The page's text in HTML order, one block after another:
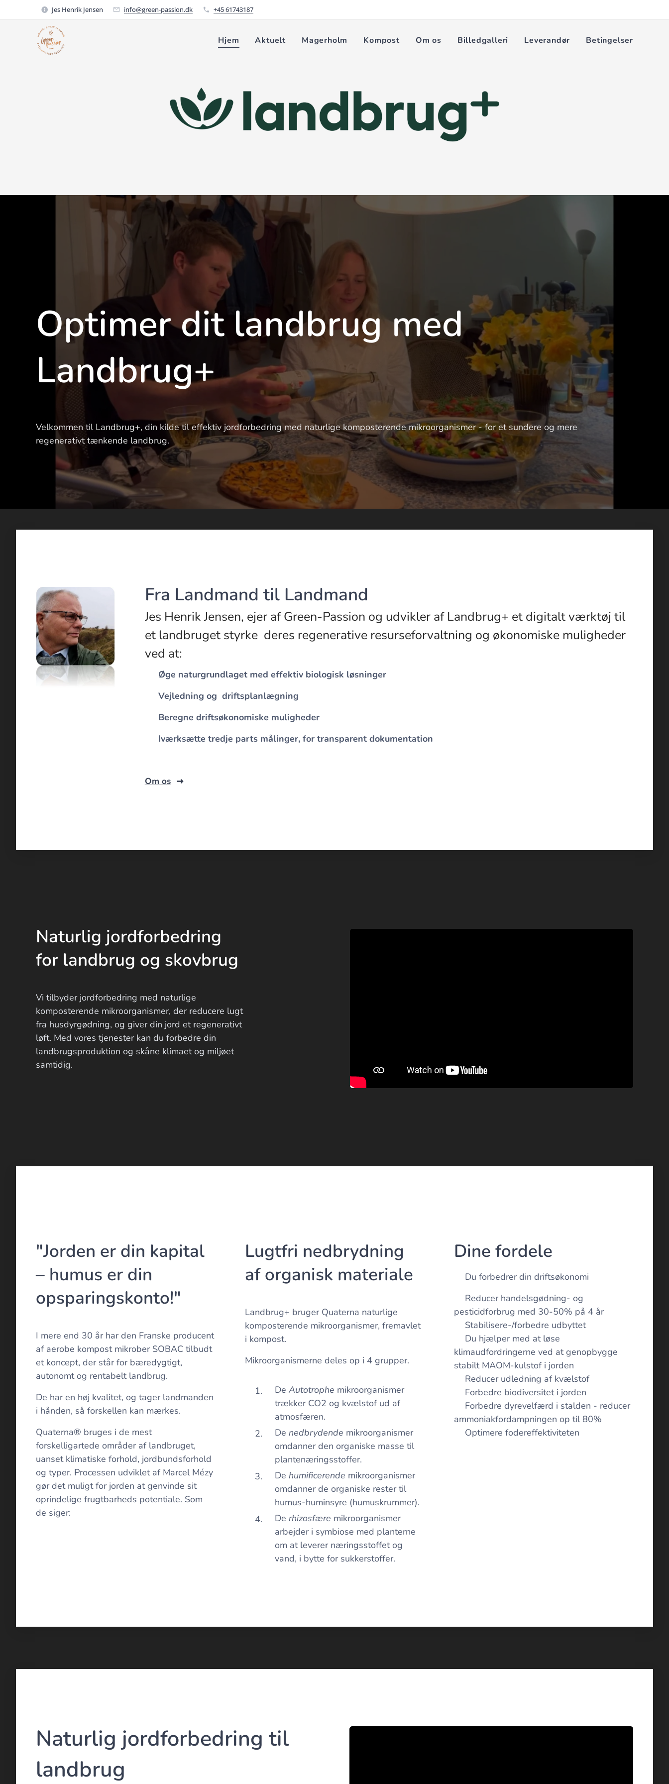
Jes Henrik Jensen info@green-passion.dk +45 61743187
Hjem Aktuelt Magerholm Kompost Om os Billedgalleri Leverandør Betingelser
Optimer dit landbrug med
Landbrug+
Velkommen til Landbrug+, din kilde til effektiv jordforbedring med naturlige komposterende mikroorganismer - for et sundere og mere
regenerativt tænkende landbrug.
Fra Landmand til Landmand
Jes Henrik Jensen, ejer af Green-Passion og udvikler af Landbrug+ et digitalt værktøj til
et landbruget styrke deres regenerative resurseforvaltning og økonomiske muligheder
ved at:​
Øge naturgrundlaget med effektiv biologisk løsninger​
Vejledning og driftsplanlægning
Beregne driftsøkonomiske muligheder
Iværksætte tredje parts målinger​, for transparent dokumentation
Om os
Naturlig jordforbedring
for landbrug og skovbrug
Vi tilbyder jordforbedring med naturlige
komposterende mikroorganismer, der reducere lugt
fra husdyrgødning, og giver din jord et regenerativt
løft. Med vores tjenester kan du forbedre din
landbrugsproduktion og skåne klimaet og miljøet
samtidig.
"Jorden er din kapital
– humus er din
opsparingskonto!"
I mere end 30 år har den Franske producent
af aerobe kompost mikrober SOBAC tilbudt
et koncept, der står for bæredygtigt,
autonomt og rentabelt landbrug.
De har en høj kvalitet, og tager landmanden
i hånden, så forskellen kan mærkes.
Quaterna® bruges i de mest
forskelligartede områder af landbruget,
uanset klimatiske forhold, jordbundsforhold
og typer. Processen udviklet af Marcel Mézy
gør det muligt for jorden at genvinde sit
oprindelige frugtbarheds potentiale. Som
de siger:
Lugtfri nedbrydning
af organisk materiale
Landbrug+ bruger Quaterna naturlige
komposterende mikroorganismer, fremavlet
i kompost.
Mikroorganismerne deles op i 4 grupper.
De Autotrophe mikroorganismer
trækker CO2 og kvælstof ud af
atmosfæren.
De nedbrydende mikroorganismer
omdanner den organiske masse til
plantenæringsstoffer.
De humificerende mikroorganismer
omdanner de organiske rester til
humus-huminsyre (humuskrummer).
De rhizosfære mikroorganismer
arbejder i symbiose med planterne
om at leverer næringsstoffet og
vand, i bytte for sukkerstoffer.
Dine fordele
👉Du forbedrer din driftsøkonomi
👉Reducer handelsgødning- og
pesticidforbrug med 30-50% på 4 år
👉Stabilisere-/forbedre udbyttet
👉Du hjælper med at løse
klimaudfordringerne ved at genopbygge
stabilt MAOM-kulstof i jorden
👉Reducer udledning af kvælstof
👉Forbedre biodiversitet i jorden
👉Forbedre dyrevelfærd i stalden - reducer
ammoniakfordampningen op til 80%
👉Optimere fodereffektiviteten
Naturlig jordforbedring til
landbrug